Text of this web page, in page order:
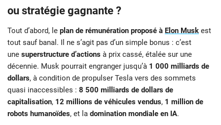
ou stratégie gagnante ?
Tout d’abord, le plan de rémunération proposé à Elon Musk est
tout sauf banal. Il ne s’agit pas d’un simple bonus : c’est
une superstructure d’actions à prix cassé, étalée sur une
décennie. Musk pourrait engranger jusqu’à 1 000 milliards de
dollars, à condition de propulser Tesla vers des sommets
quasi inaccessibles : 8 500 milliards de dollars de
capitalisation, 12 millions de véhicules vendus, 1 million de
robots humanoïdes, et la domination mondiale en IA.